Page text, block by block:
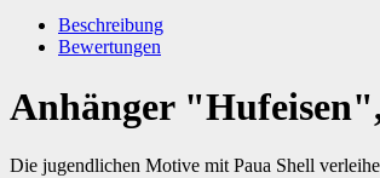
Beschreibung
Bewertungen
Anhänger
Die jugendlichen Motive mit Paua Shell